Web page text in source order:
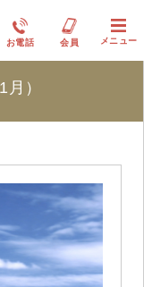
お電話 会員 メニュー
田
）